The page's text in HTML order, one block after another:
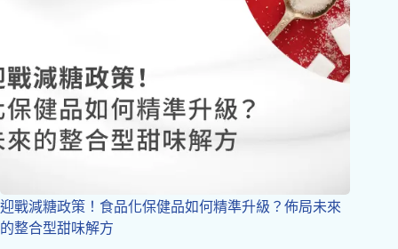
迎戰減糖政策！食品化保健品如何精準升級？佈局未來
的整合型甜味解方